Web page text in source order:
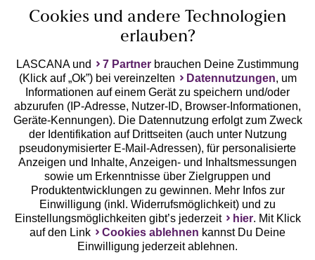
Geprüfte Sicherheit
Unsere Apps
Cookies und andere Technologien
erlauben?
LASCANA und 7 Partner brauchen Deine Zustimmung
(Klick auf „Ok”) bei vereinzelten
Datennutzungen, um
Informationen auf einem Gerät zu speichern und/oder
abzurufen (IP-Adresse, Nutzer-ID, Browser-Informationen,
Geräte-Kennungen). Die Datennutzung erfolgt zum Zweck
der Identifikation auf Drittseiten (auch unter Nutzung
pseudonymisierter E-Mail-Adressen), für personalisierte
Anzeigen und Inhalte, Anzeigen- und Inhaltsmessungen
sowie um Erkenntnisse über Zielgruppen und
Produktentwicklungen zu gewinnen. Mehr Infos zur
Einwilligung (inkl. Widerrufsmöglichkeit) und zu
Einstellungsmöglichkeiten gibt’s jederzeit
hier. Mit Klick
auf den Link
Cookies ablehnen kannst Du Deine
Einwilligung jederzeit ablehnen.